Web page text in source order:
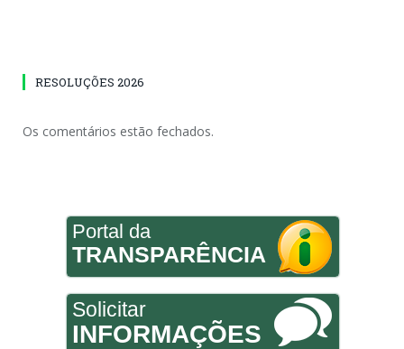
RESOLUÇÕES 2026
Os comentários estão fechados.
Portal da
TRANSPARÊNCIA
Solicitar
INFORMAÇÕES